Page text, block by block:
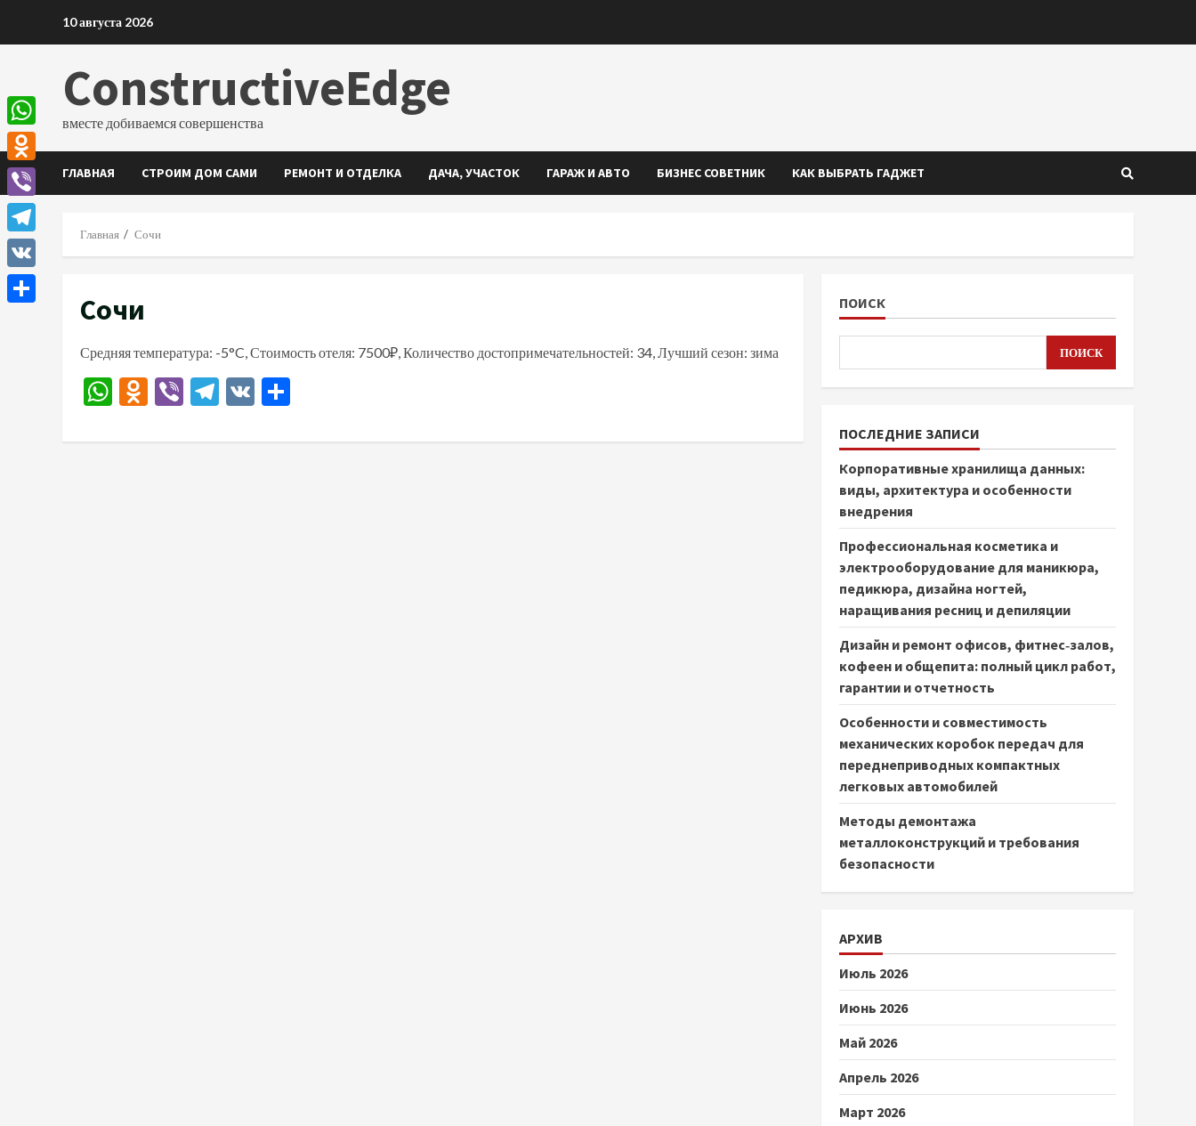
10 августа 2026
ConstructiveEdge
вместе добиваемся совершенства
ГЛАВНАЯ СТРОИМ ДОМ САМИ РЕМОНТ И ОТДЕЛКА ДАЧА, УЧАСТОК ГАРАЖ И АВТО БИЗНЕС СОВЕТНИК КАК ВЫБРАТЬ ГАДЖЕТ
Главная Сочи
Сочи
Средняя температура: -5°C, Стоимость отеля: 7500₽, Количество достопримечательностей: 34, Лучший сезон: зима
WhatsApp
Odnoklassniki
ViberTelegram
VK
ПОИСК
ПОИСК
ПОСЛЕДНИЕ ЗАПИСИ
Корпоративные хранилища данных:
виды, архитектура и особенности
внедрения
Профессиональная косметика и
электрооборудование для маникюра,
педикюра, дизайна ногтей,
наращивания ресниц и депиляции
Дизайн и ремонт офисов, фитнес‑залов,
кофеен и общепита: полный цикл работ,
гарантии и отчетность
Особенности и совместимость
механических коробок передач для
переднеприводных компактных
легковых автомобилей
Методы демонтажа
металлоконструкций и требования
безопасности
АРХИВ
Июль 2026
Июнь 2026
Май 2026
Апрель 2026
Март 2026
WhatsApp
Odnoklassniki
Viber
Telegram
VK